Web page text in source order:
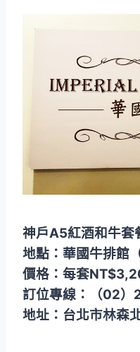
神戶A5紅酒和牛套
地點：華國牛排館
價格：每套
訂位專線：（02）
地址：台北市林森